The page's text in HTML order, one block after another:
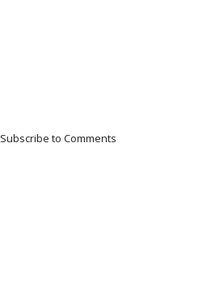
Subscribe to Comments